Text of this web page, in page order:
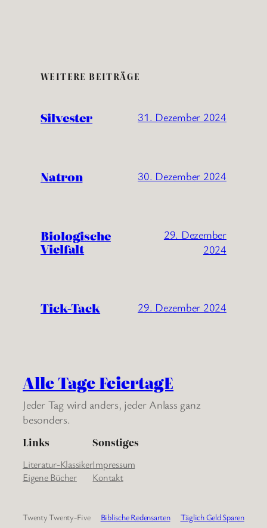
WEITERE BEITRÄGE
Silvester 31. Dezember 2024
Natron 30. Dezember 2024
Biologische
Vielfalt
29. Dezember
2024
Tick-Tack 29. Dezember 2024
Alle Tage FeiertagE
Jeder Tag wird anders, jeder Anlass ganz
besonders.
Links
Literatur-Klassiker
Eigene Bücher
Sonstiges
Impressum
Kontakt
Twenty Twenty-Five Biblische Redensarten Täglich Geld Sparen